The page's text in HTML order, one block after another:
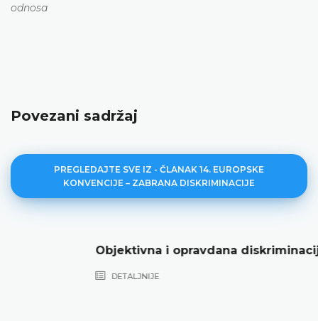
odnosa
Povezani sadržaj
PREGLEDAJTE SVE IZ - ČLANAK 14. EUROPSKE
KONVENCIJE – ZABRANA DISKRIMINACIJE
Objektivna i opravdana diskriminacija